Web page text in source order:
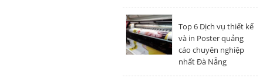
Top 6 Dịch vụ thiết kế
và in Poster quảng
cáo chuyên nghiệp
nhất Đà Nẵng